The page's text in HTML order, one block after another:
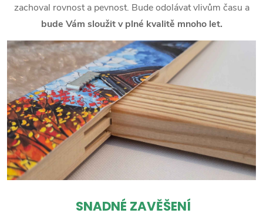
zachoval rovnost a pevnost. Bude odolávat vlivům času a
bude Vám sloužit v plné kvalitě mnoho let.
SNADNÉ ZAVĚŠENÍ